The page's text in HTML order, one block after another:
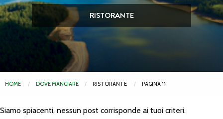
RISTORANTE
HOME DOVE MANGIARE RISTORANTE PAGINA 11
Siamo spiacenti, nessun post corrisponde ai tuoi criteri.